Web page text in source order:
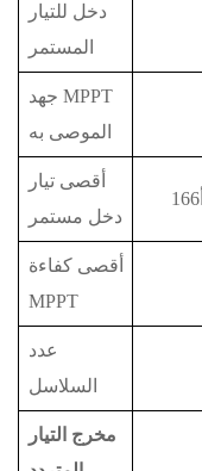
دخل للتيار
المستمر
جهد MPPT
الموصى به
أقصى تيار
دخل مستمر
166أ
أقصى كفاءة
MPPT
عدد
السلاسل
مخرج التيار